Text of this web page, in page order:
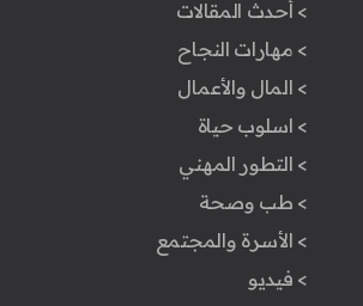
> أحدث المقالات
> مهارات النجاح
> المال والأعمال
> اسلوب حياة
> التطور المهني
> طب وصحة
> الأسرة والمجتمع
> فيديو